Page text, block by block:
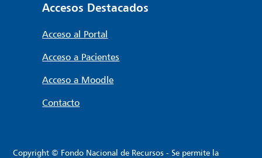
Accesos Destacados
Acceso al Portal
Acceso a Pacientes
Acceso a Moodle
Contacto
Copyright © Fondo Nacional de Recursos - Se permite la